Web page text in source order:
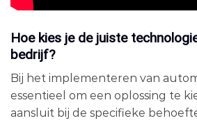
Hoe kies je de juiste
bedrijf?
Bij het implementeren van
essentieel om een oplossing te
aansluit bij de specifieke